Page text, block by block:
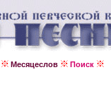
Месяцеслов
Поиск